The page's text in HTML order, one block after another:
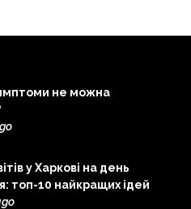
не можна
у Харкові на день
топ-10 найкращих ідей